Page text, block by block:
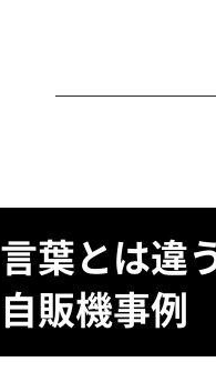
言葉とは違
自販機事例